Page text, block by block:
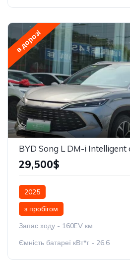
в дорозі
29,500$
2025
з пробігом
Запас ходу - 160EV км
Ємність батареї кВт*г - 26.6